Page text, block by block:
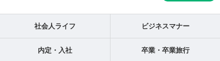
社会人ライフ ビジネスマナー
内定・入社 卒業・卒業旅行